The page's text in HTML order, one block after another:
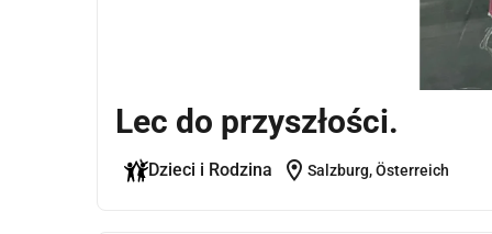
Lec do przyszłości.
Dzieci i Rodzina location_on Salzburg, Österreich